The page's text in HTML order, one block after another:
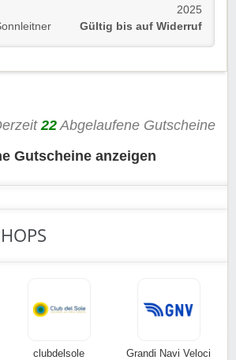
2025
Gültig bis auf Widerruf
22 Abgelaufene Gutscheine
Gutscheine anzeigen
clubdelsole
Grandi Navi Veloci